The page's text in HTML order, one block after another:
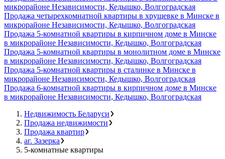
микрорайоне Независимости, Кедышко, Волгоградская
Продажа четырехкомнатной квартиры в хрущевке в Минске в
микрорайоне Независимости, Кедышко, Волгоградская
Продажа 5-комнатной квартиры в кирпичном доме в Минске
в микрорайоне Независимости, Кедышко, Волгоградская
Продажа 5-комнатной квартиры в монолитном доме в Минске
в микрорайоне Независимости, Кедышко, Волгоградская
Продажа 5-комнатной квартиры в сталинке в Минске в
микрорайоне Независимости, Кедышко, Волгоградская
Продажа 6-комнатной квартиры в кирпичном доме в Минске
в микрорайоне Независимости, Кедышко, Волгоградская
Недвижимость Беларуси
Продажа недвижимости
Продажа квартир
аг. Зазерка
5-комнатные квартиры